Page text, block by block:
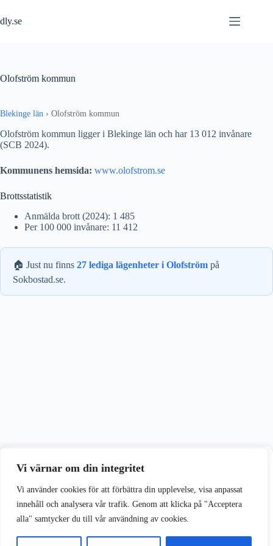
Vi värnar om din integritet
Vi använder cookies för att förbättra din upplevelse, visa anpassat
innehåll och analysera vår trafik. Genom att klicka på "Acceptera
alla" samtycker du till vår användning av cookies.
Vi använder cookies för att förbättra din upplevelse på vår webbplats.
Acceptera alla
till
innehåll
dly.se
Olofström kommun
Blekinge län › Olofström kommun
Olofström kommun ligger i Blekinge län och har 13 012 invånare
(SCB 2024).
Kommunens hemsida: www.olofstrom.se
Brottsstatistik
Anmälda brott (2024): 1 485
Per 100 000 invånare: 11 412
🏠 Just nu finns 27 lediga lägenheter i Olofström på
Sokbostad.se.